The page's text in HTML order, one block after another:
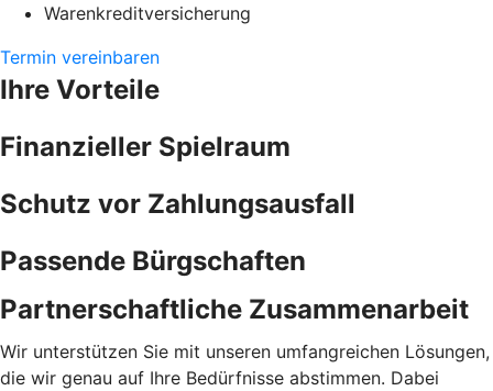
Warenkreditversicherung
Termin vereinbaren
Ihre Vorteile
Finanzieller Spielraum
Schutz vor Zahlungsausfall
Passende Bürgschaften
Partnerschaftliche Zusammenarbeit
Wir unterstützen Sie mit unseren umfangreichen Lösungen,
die wir genau auf Ihre Bedürfnisse abstimmen. Dabei